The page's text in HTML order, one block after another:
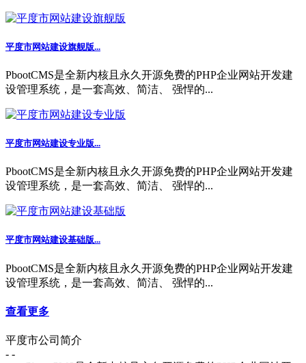
平度市网站建设旗舰版...
PbootCMS是全新内核且永久开源免费的PHP企业网站开发建
设管理系统，是一套高效、简洁、 强悍的...
平度市网站建设专业版...
PbootCMS是全新内核且永久开源免费的PHP企业网站开发建
设管理系统，是一套高效、简洁、 强悍的...
平度市网站建设基础版...
PbootCMS是全新内核且永久开源免费的PHP企业网站开发建
设管理系统，是一套高效、简洁、 强悍的...
查看更多
平度市公司简介
- -